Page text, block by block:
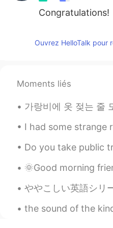
Congratulations!
Ouvrez HelloTalk pour
Moments liés
가랑비에 옷 젖는 줄 모른다🌧️🌨️❤️ You do not realise
I had some strange rustic mess at a cafeteria
Do you take public transportation to work?
🌞Good morning friends🌞 I found two new
ややこしい英語シリーズ 1 She’s quite attractive アメリカ：彼女はとても素敵
the sound of the kind of party i like going to😌 私が好き